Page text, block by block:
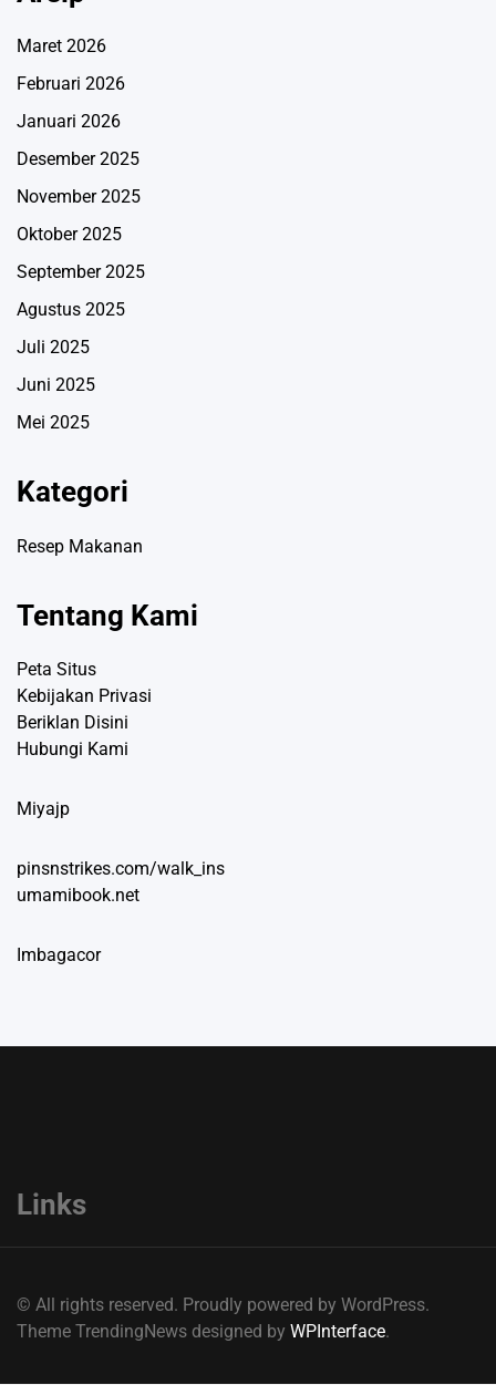
Maret 2026
Februari 2026
Januari 2026
Desember 2025
November 2025
Oktober 2025
September 2025
Agustus 2025
Juli 2025
Juni 2025
Mei 2025
Kategori
Resep Makanan
Tentang Kami
Peta Situs
Kebijakan Privasi
Beriklan Disini
Hubungi Kami
Miyajp
pinsnstrikes.com/walk_ins
umamibook.net
Imbagacor
Links
© All rights reserved. Proudly powered by WordPress.
Theme TrendingNews designed by WPInterface.